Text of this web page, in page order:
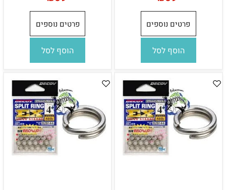
פרטים נוספים
הוסף לסל
פרטים נוספים
הוסף לסל